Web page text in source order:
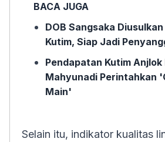
BACA JUGA
DOB Sangsaka
Kutim, Siap Jadi
Pendapatan Kutim Anjlok
Mahyunadi Perintahkan
Main'
Selain itu, indikator kualitas